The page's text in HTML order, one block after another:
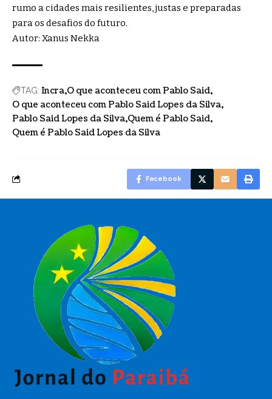
rumo a cidades mais resilientes, justas e preparadas
para os desafios do futuro.
Autor: Xanus Nekka
TAG: Incra O que aconteceu com Pablo Said
O que aconteceu com Pablo Said Lopes da Silva
Pablo Said Lopes da Silva Quem é Pablo Said
Quem é Pablo Said Lopes da Silva
Facebook